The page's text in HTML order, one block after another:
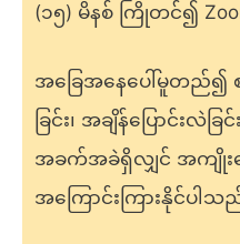
(၁၅) မိနစ် ကြိုတင်၍
အခြေအနေပေါ်မူတည်၍ စ
ခြင်း၊ အချိန်ပြောင်းလဲ
အခက်အခဲရှိလျှင် အကျို
အကြောင်းကြားနိုင်ပါသ